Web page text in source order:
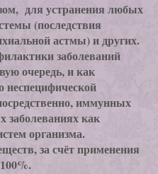
для устранения любых
(последствия
астмы) и других.
заболеваний
очередь, и как
неспецифической
иммунных
заболеваниях как
организма.
за счёт применения